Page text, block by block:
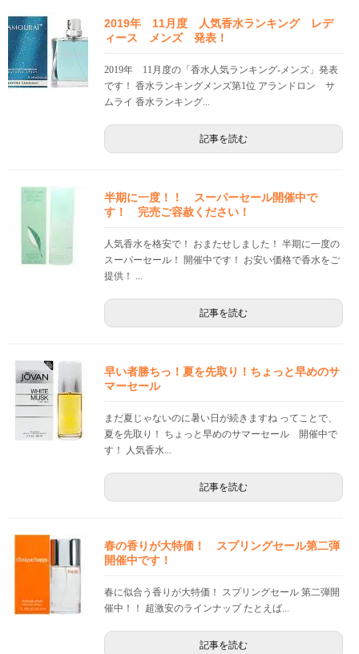
2019年 11月度 人気香水ランキング レデ
ィース メンズ 発表！
2019年 11月度の「香水人気ランキング-メンズ」発表
です！ 香水ランキングメンズ第1位 アランドロン サ
ムライ 香水ランキング...
記事を読む
半期に一度！！ スーパーセール開催中で
す！ 完売ご容赦ください！
人気香水を格安で！ おまたせしました！ 半期に一度の
スーパーセール！ 開催中です！ お安い価格で香水をご
提供！ ...
記事を読む
早い者勝ちっ！夏を先取り！ちょっと早めのサ
マーセール
まだ夏じゃないのに暑い日が続きますね ってことで、
夏を先取り！ ちょっと早めのサマーセール 開催中で
す！ 人気香水...
記事を読む
春の香りが大特価！ スプリングセール第二弾
開催中です！
春に似合う香りが大特価！ スプリングセール 第二弾開
催中！！ 超激安のラインナップ たとえば...
記事を読む